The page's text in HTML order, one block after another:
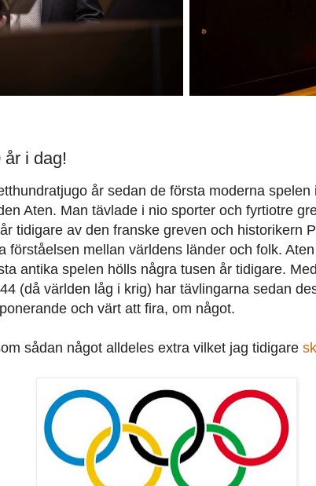
i dag!
år sedan de första moderna spelen
Aten. Man tävlade i nio sporter och fyrtiotre
tidigare av den franske greven och historikern
förståelsen mellan världens länder och folk.
antika spelen hölls några tusen år tidigare.
(då världen låg i krig) har tävlingarna sedan
och värt att fira, om något.
sådan något alldeles extra vilket jag tidigare